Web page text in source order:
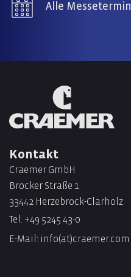
Alle
Kontakt
Craemer GmbH
Brocker Straße 1
33442 Herzebrock-Clarholz
Tel: +49 5245 43-0
E-Mail: info(at)craemer.com